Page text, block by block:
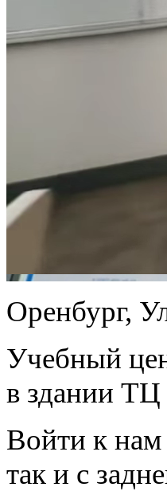
Оренбург,
Учебный
в здании
Войти к нам
так и с